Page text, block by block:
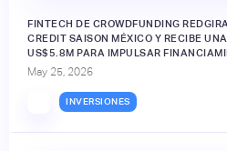
FINTECH DE CROWDFUNDING
CREDIT SAISON MÉXICO Y RECIBE
US$5.8M PARA IMPULSAR
May 25, 2026
INVERSIONES